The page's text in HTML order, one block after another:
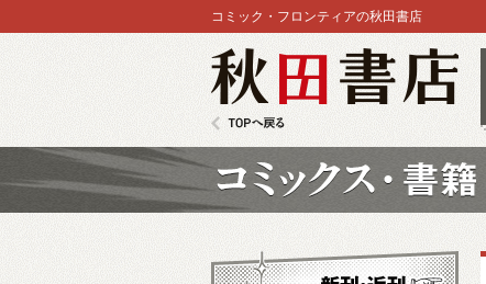
コミック・フロンティアの秋田書店